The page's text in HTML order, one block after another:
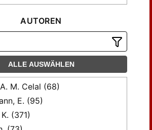
AUTOREN
ALLE AUSWÄHLEN
M. Celal (68)
E. (95)
(371)